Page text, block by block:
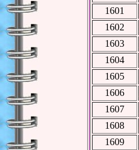
1601
1602
1603
1604
1605
1606
1607
1608
1609